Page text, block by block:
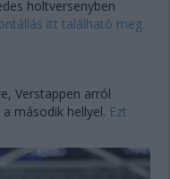
holtversenyben
itt található meg.
Verstappen arról
második hellyel. Ezt